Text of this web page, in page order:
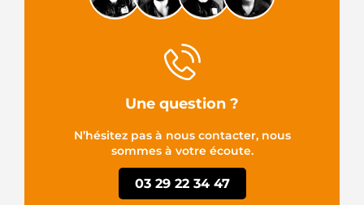
Une question ?
N’hésitez pas à nous contacter, nous
sommes à votre écoute.
03 29 22 34 47